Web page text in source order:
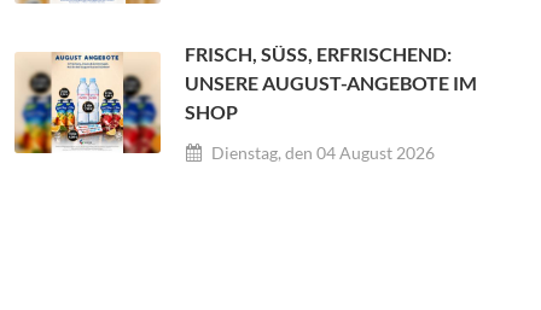
FRISCH, SÜSS, ERFRISCHEND:
UNSERE AUGUST-ANGEBOTE IM
SHOP
Dienstag, den 04 August 2026